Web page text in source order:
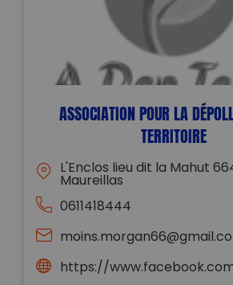
ASSOCIATION POUR LA
TERRITOIRE
L'Enclos lieu dit la Mahut
Maureillas
0611418444
https://